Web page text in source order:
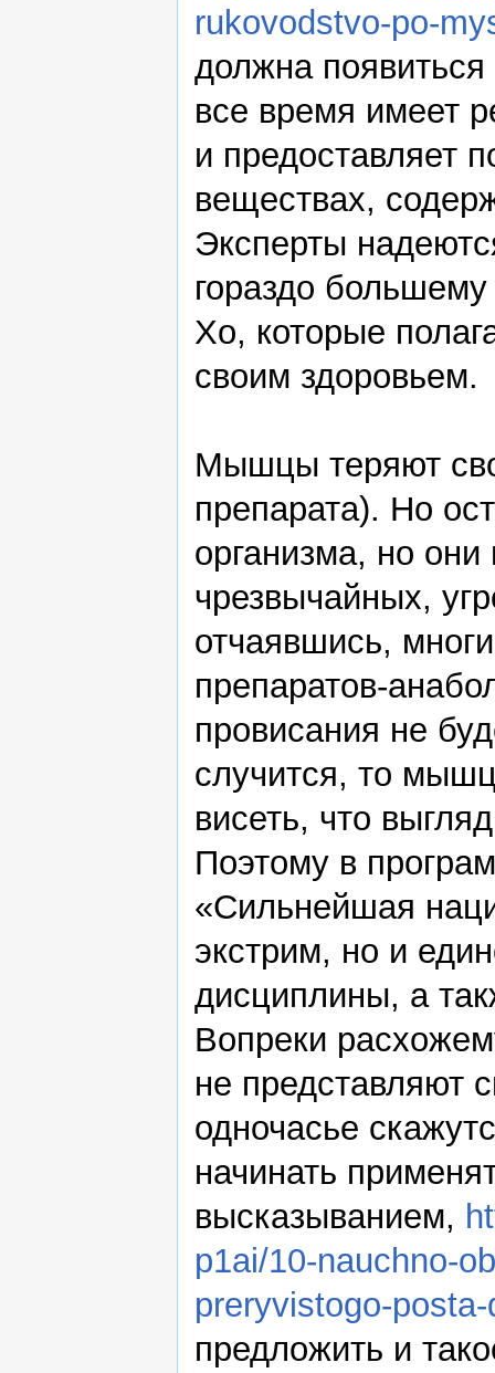
rukovodstvo-po-
должна
все время имеет
и предоставляет
веществах,
Эксперты
гораздо
Хо, которые
своим здоровьем.
Мышцы теряют
препарата). Но
организма, но
чрезвычайных,
отчаявшись,
препаратов-
провисания не
случится, то
висеть, что
Поэтому в
«Сильнейшая
экстрим, но и
дисциплины, а
Вопреки
не представляют
одночасье
начинать
высказыванием,
p1ai/10-nauchno-
preryvistogo-
предложить и